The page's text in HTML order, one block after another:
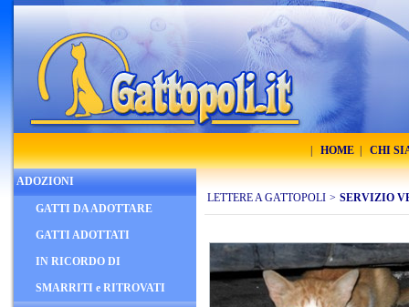
HOME CHI
ADOZIONI
GATTI DA ADOTTARE
GATTI ADOTTATI
IN RICORDO DI
SMARRITI e RITROVATI
LETTERE A GATTOPOLI > SERVIZIO